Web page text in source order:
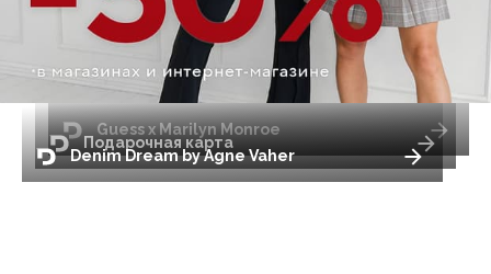
Denim Dream by Agne Vaher
Подарочная карта
Guess x Marilyn Monroe